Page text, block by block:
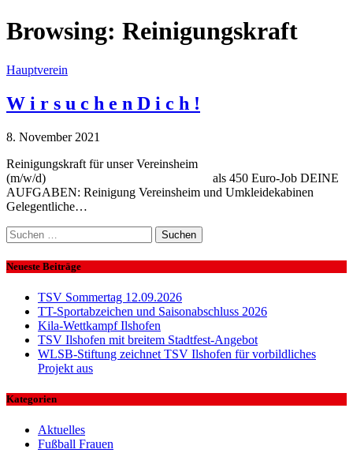
Browsing: Reinigungskraft
Hauptverein
W i r s u c h e n D i c h !
8. November 2021
Reinigungskraft für unser Vereinsheim
(m/w/d) als 450 Euro-Job DEINE
AUFGABEN: Reinigung Vereinsheim und Umkleidekabinen
Gelegentliche…
Suchen
nach:
Neueste Beiträge
TSV Sommertag 12.09.2026
TT-Sportabzeichen und Saisonabschluss 2026
Kila-Wettkampf Ilshofen
TSV Ilshofen mit breitem Stadtfest-Angebot
WLSB-Stiftung zeichnet TSV Ilshofen für vorbildliches
Projekt aus
Kategorien
Aktuelles
Fußball Frauen